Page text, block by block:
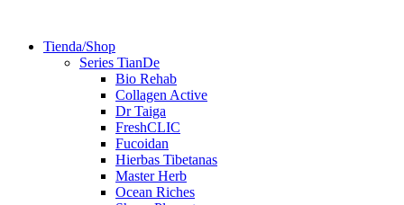
Tienda/Shop
Series TianDe
Bio Rehab
Collagen Active
Dr Taiga
FreshCLIC
Fucoidan
Hierbas Tibetanas
Master Herb
Ocean Riches